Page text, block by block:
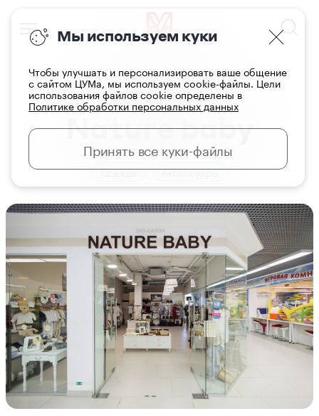
Главная Магазины
Nature baby
Одежда Аксессуары
Мы используем куки
Чтобы улучшать и персонализировать ваше общение
с сайтом ЦУМа, мы используем cookie-файлы. Цели
использования файлов cookie определены в
Политике обработки персональных данных
Принять все куки-файлы